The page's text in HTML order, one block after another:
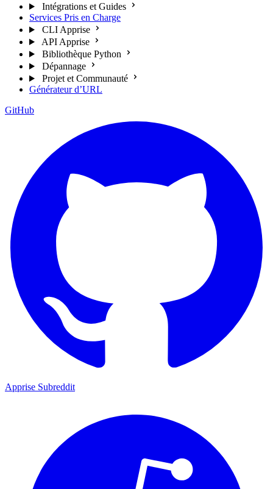
Intégrations et Guides
Services Pris en Charge
CLI Apprise
API Apprise
Bibliothèque Python
Dépannage
Projet et Communauté
Générateur d’URL
GitHub
Apprise Subreddit